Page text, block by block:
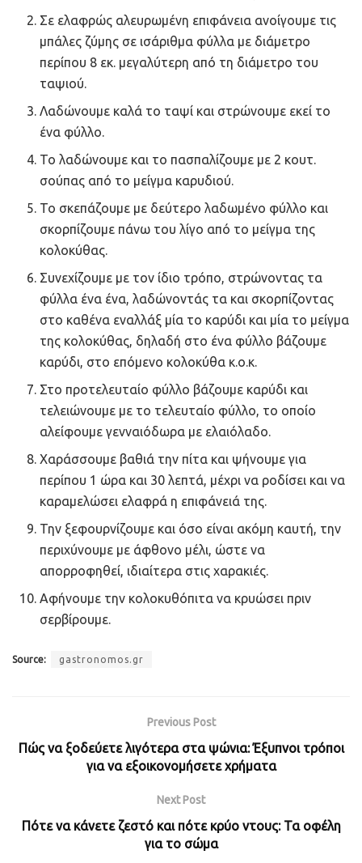
Σε ελαφρώς αλευρωμένη επιφάνεια ανοίγουμε τις
μπάλες ζύμης σε ισάριθμα φύλλα με διάμετρο
περίπου 8 εκ. μεγαλύτερη από τη διάμετρο του
ταψιού.
Λαδώνουμε καλά το ταψί και στρώνουμε εκεί το
ένα φύλλο.
Το λαδώνουμε και το πασπαλίζουμε με 2 κουτ.
σούπας από το μείγμα καρυδιού.
Το σκεπάζουμε με δεύτερο λαδωμένο φύλλο και
σκορπίζουμε πάνω του λίγο από το μείγμα της
κολοκύθας.
Συνεχίζουμε με τον ίδιο τρόπο, στρώνοντας τα
φύλλα ένα ένα, λαδώνοντάς τα και σκορπίζοντας
στο καθένα εναλλάξ μία το καρύδι και μία το μείγμα
της κολοκύθας, δηλαδή στο ένα φύλλο βάζουμε
καρύδι, στο επόμενο κολοκύθα κ.ο.κ.
Στο προτελευταίο φύλλο βάζουμε καρύδι και
τελειώνουμε με το τελευταίο φύλλο, το οποίο
αλείφουμε γενναιόδωρα με ελαιόλαδο.
Χαράσσουμε βαθιά την πίτα και ψήνουμε για
περίπου 1 ώρα και 30 λεπτά, μέχρι να ροδίσει και να
καραμελώσει ελαφρά η επιφάνειά της.
Την ξεφουρνίζουμε και όσο είναι ακόμη καυτή, την
περιχύνουμε με άφθονο μέλι, ώστε να
απορροφηθεί, ιδιαίτερα στις χαρακιές.
Αφήνουμε την κολοκυθόπιτα να κρυώσει πριν
σερβίρουμε.
Source: gastronomos.gr
Previous Post
Πώς να ξοδεύετε λιγότερα στα ψώνια: Έξυπνοι τρόποι
για να εξοικονομήσετε χρήματα
Next Post
Πότε να κάνετε ζεστό και πότε κρύο ντους: Τα οφέλη
για το σώμα